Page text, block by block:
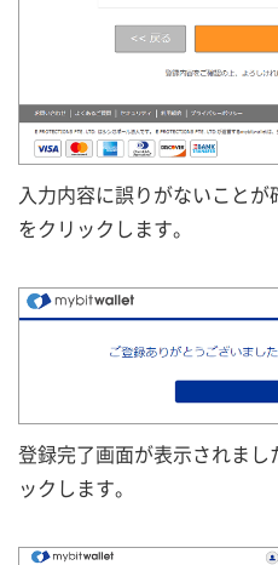
入力内容に誤りがないことが
をクリックします。
登録完了画面が表示されま
ックします。